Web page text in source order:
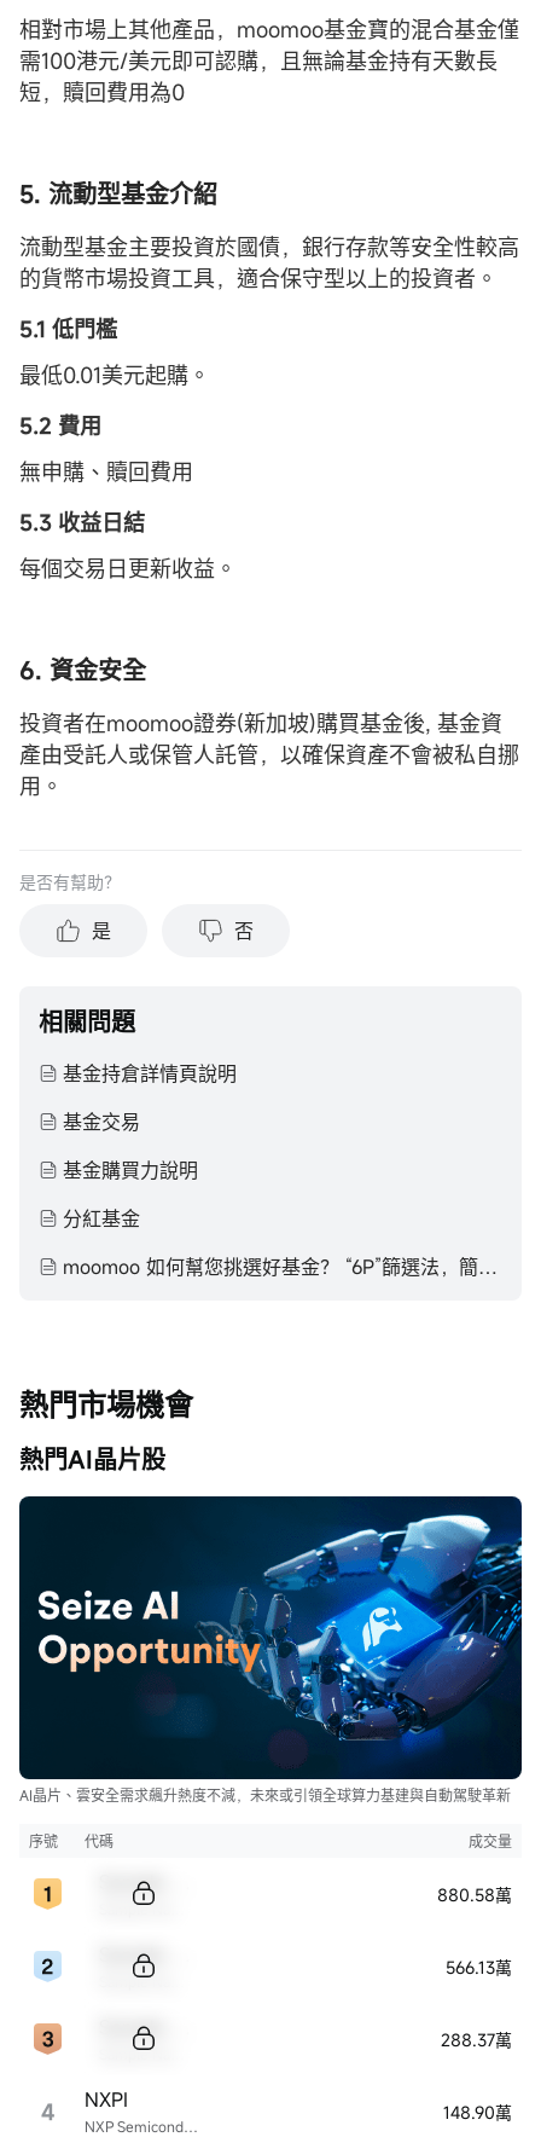
相對市場上其他產品，moomoo基金寶的混合基金僅
需100港元/美元即可認購，且無論基金持有天數長
短，贖回費用為0
5. 流動型基金介紹
流動型基金主要投資於國債，銀行存款等安全性較高
的貨幣市場投資工具，適合保守型以上的投資者。
5.1 低門檻
最低0.01美元起購。
5.2 費用
無申購、贖回費用
5.3 收益日結
每個交易日更新收益。
6. 資金安全
投資者在moomoo證券(新加坡)購買基金後, 基金資
產由受託人或保管人託管，以確保資產不會被私自挪
用。
是否有幫助？
是 否
相關問題
基金持倉詳情頁說明
基金交易
基金購買力說明
分紅基金
moomoo 如何幫您挑選好基金？ “6P”篩選法，簡單易懂幫到你！​
熱門市場機會
熱門AI晶片股
AI晶片、雲安全需求飆升熱度不減，未來或引領全球算力基建與自動駕駛革新
序號 代碼 成交量
880.58萬
566.13萬
288.37萬
4 NXP Semiconductors
NXPI 148.90萬